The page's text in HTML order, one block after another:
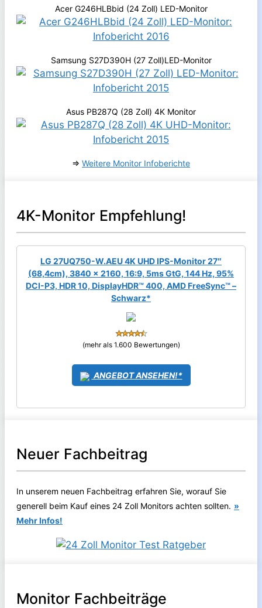
Acer G246HLBbid (24 Zoll) LED-Monitor
Samsung S27D390H (27 Zoll)LED-Monitor
Asus PB287Q (28 Zoll) 4K Monitor
⇒ Weitere Monitor Infoberichte
4K-Monitor Empfehlung!
LG 27UQ750-W.AEU 4K UHD IPS-Monitor 27″
(68,4cm), 3840 x 2160, 16:9, 5ms GtG, 144 Hz, 95%
DCI-P3, HDR 10, DisplayHDR™ 400, AMD FreeSync™ –
Schwarz*
(mehr als 1.600 Bewertungen)
ANGEBOT ANSEHEN!*
Neuer Fachbeitrag
In unserem neuen Fachbeitrag erfahren Sie, worauf Sie
generell beim Kauf eines 24 Zoll Monitors achten sollten. »
Mehr Infos!
Monitor Fachbeiträge